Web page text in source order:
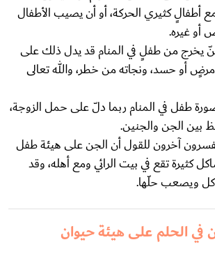
أطفالٍ كثيري الحركة، أو أن يصيب الأطفال
أو غيره.
يخرج من طفلٍ في المنام قد يدل ذلك على
أو حسد، ونجاته من خطر، والله تعالى
طفل في المنام ربما دلّ على حمل الزوجة،
بين الجن والجنين.
آخرون للقول أن الجن على هيئة طفل
كثيرة تقع في بيت الرائي ومع أهله، وقد
ويصعب حلّها.
في الحلم على هيئة حيوان